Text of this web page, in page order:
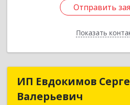
Отправить
Показать
Отправить
Назад
ИП Евдокимов
Валерьевич
ИП